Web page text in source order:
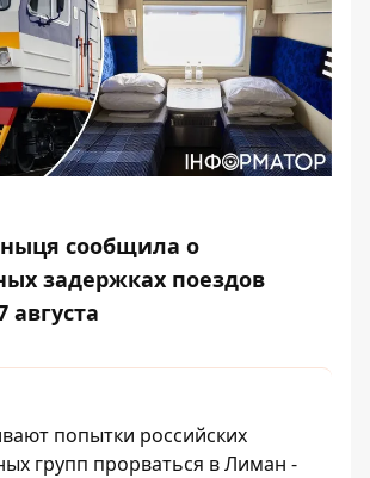
сообщила о
задержках поездов
августа
попытки российских
групп прорваться в Лиман -